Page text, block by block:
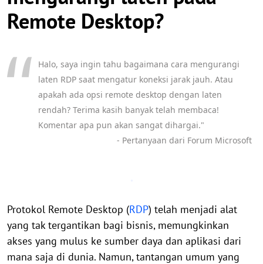
Remote Desktop?
Halo, saya ingin tahu bagaimana cara mengurangi
laten RDP saat mengatur koneksi jarak jauh. Atau
apakah ada opsi remote desktop dengan laten
rendah? Terima kasih banyak telah membaca!
Komentar apa pun akan sangat dihargai."
- Pertanyaan dari Forum Microsoft
Protokol Remote Desktop (RDP) telah menjadi alat
yang tak tergantikan bagi bisnis, memungkinkan
akses yang mulus ke sumber daya dan aplikasi dari
mana saja di dunia. Namun, tantangan umum yang